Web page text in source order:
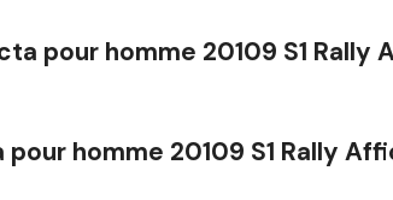
pour homme 20109 S1 Rally
homme 20109 S1 Rally